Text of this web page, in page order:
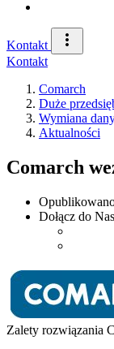
Kontakt
Kontakt
Comarch
Duże
Wymiana
Aktualności
Comarch
Dołącz do Nas
Zalety rozwiązania